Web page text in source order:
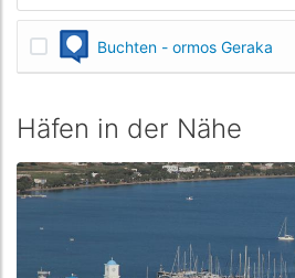
Buchten - ormos Geraka
Häfen in der Nähe